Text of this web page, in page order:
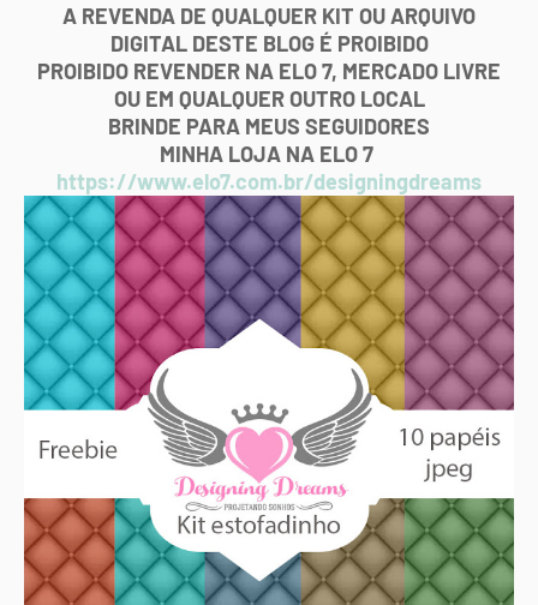
A REVENDA DE QUALQUER KIT OU ARQUIVO
DIGITAL DESTE BLOG É PROIBIDO
PROIBIDO REVENDER NA ELO 7, MERCADO LIVRE
OU EM QUALQUER OUTRO LOCAL
BRINDE PARA MEUS SEGUIDORES
MINHA LOJA NA ELO 7
https://www.elo7.com.br/designingdreams